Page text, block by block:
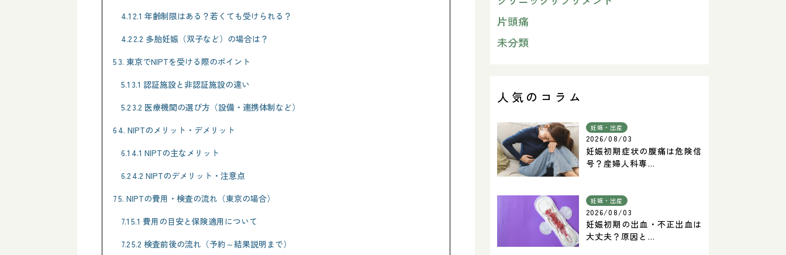
4.1 2.1 年齢制限はある？若くても受けられる？
4.22.2 多胎妊娠（双子など）の場合は？
5 3. 東京でNIPTを受ける際のポイント
5.1 3.1 認証施設と非認証施設の違い
5.2 3.2 医療機関の選び方（設備・連携体制など）
6 4. NIPTのメリット・デメリット
6.1 4.1 NIPTの主なメリット
6.2 4.2 NIPTのデメリット・注意点
75. NIPTの費用・検査の流れ（東京の場合）
7.1 5.1 費用の目安と保険適用について
7.25.2 検査前後の流れ（予約～結果説明まで）
片頭痛
未分類
人気のコラム
妊娠・出産
2026/08/03
妊娠初期症状の腹痛は危険信
号？産婦人科専...
妊娠・出産
2026/08/03
妊娠初期の出血・不正出血は
大丈夫？原因と...